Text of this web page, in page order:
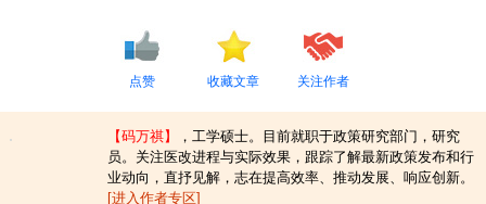
点赞 收藏文章 关注作者
【码万祺】
，工学硕士。目前就职于政策研究部门，研究
员。关注医改进程与实际效果，跟踪了解最新政策发布和行
业动向，直抒见解，志在提高效率、推动发展、响应创新。
[进入作者专区]